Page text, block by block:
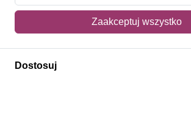
Zaakceptuj wszystko
Dostosuj